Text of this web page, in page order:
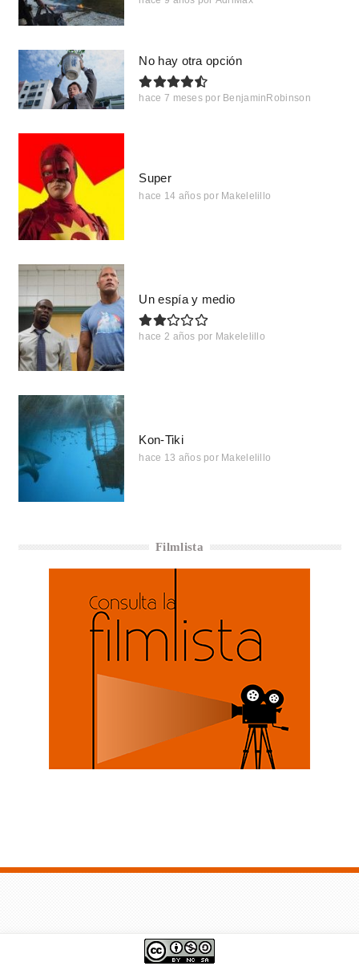
No hay otra opción
hace 7 meses por BenjaminRobinson
Super
hace 14 años por Makelelillo
Un espía y medio
hace 2 años por Makelelillo
Kon-Tiki
hace 13 años por Makelelillo
Filmlista